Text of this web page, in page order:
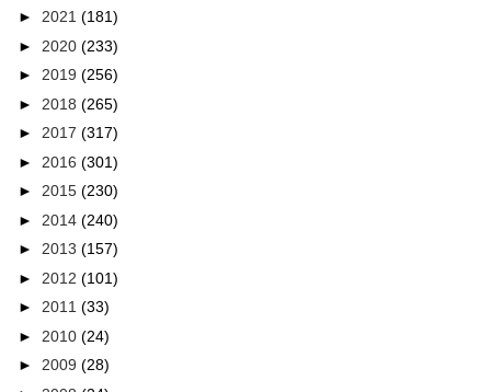
► 2021 (181)
► 2020 (233)
► 2019 (256)
► 2018 (265)
► 2017 (317)
► 2016 (301)
► 2015 (230)
► 2014 (240)
► 2013 (157)
► 2012 (101)
► 2011 (33)
► 2010 (24)
► 2009 (28)